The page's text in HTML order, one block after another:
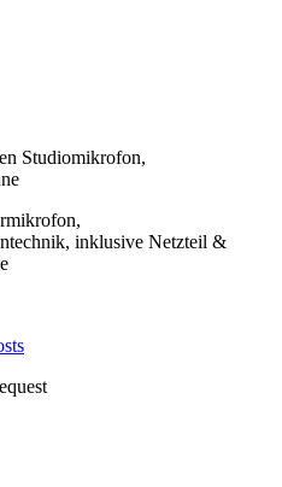
inklusive Netzteil &